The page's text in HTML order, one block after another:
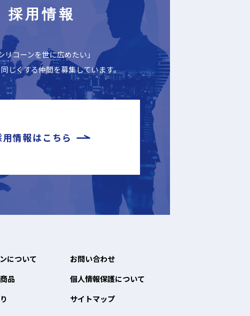
採用情報
リコーンを世に広めたい」
じくする仲間を募集しています。
用情報はこちら
について
品
お問い合わせ
個人情報保護について
サイトマップ